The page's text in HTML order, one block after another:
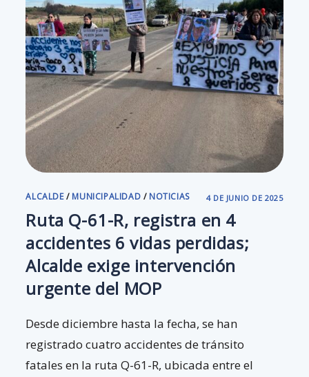
ALCALDE/ MUNICIPALIDAD / NOTICIAS
Ruta Q-61-R, registra en 4
accidentes 6 vidas perdidas;
Alcalde exige intervención
urgente del MOP
Desde diciembre hasta la fecha, se han
registrado cuatro accidentes de tránsito
fatales en la ruta Q-61-R, ubicada entre el
4 DE JUNIO DE 2025